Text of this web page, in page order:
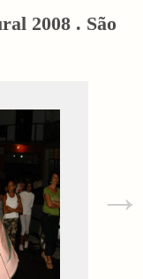
2008 . São
→